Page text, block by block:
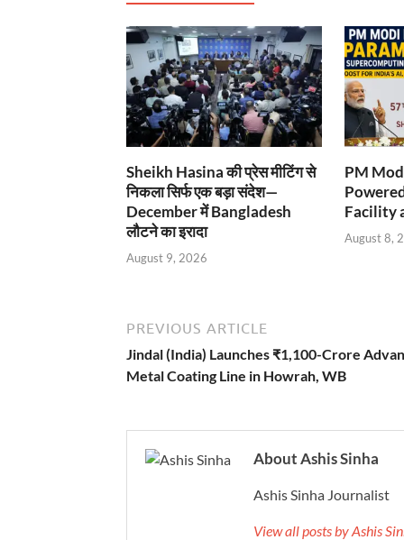
Sheikh Hasina की प्रेस मीटिंग से
निकला सिर्फ एक बड़ा संदेश—
December में Bangladesh
लौटने का इरादा
August 9, 2026
PM
Facility
August 8,
PREVIOUS ARTICLE
Jindal (India) Launches ₹1,100-Crore
Metal Coating Line in Howrah, WB
About Ashis Sinha
Ashis Sinha Journalist
View all posts by Ashis